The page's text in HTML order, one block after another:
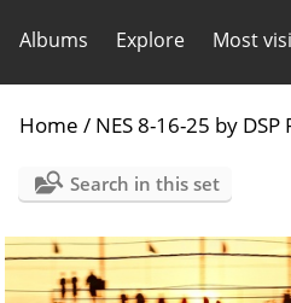
Albums Explore Most
Home / NES 8-16-25 by DSP
Search in this set